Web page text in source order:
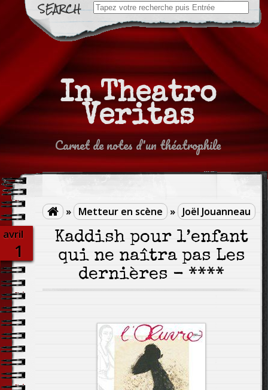
Search
for:
In Theatro
Veritas
Carnet de notes d'un théatrophile
 » Metteur en scène » Joël Jouanneau
avril
1
Kaddish pour l’enfant
qui ne naîtra pas Les
dernières - ****